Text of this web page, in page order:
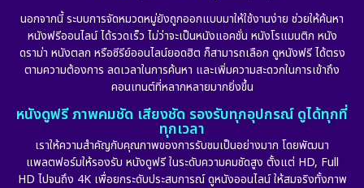
Drama ดราม่า (882)
Dystopian (17)
Emotional (101)
Epic มหากาพย์ (17)
นอกจากนี้ ระบบการจัดหมวดหมู่ยังถูกออกแบบมาให้ใช้งานง่าย ช่วยให้ค้นหา
หนังฟรีออนไลน์ ได้รวดเร็ว ไม่ว่าจะเป็นหนังแอคชั่น หนังโรแมนติก หนัง
ดราม่า หนังตลก หรือซีรีย์ออนไลน์ยอดฮิต ก็สามารถเลือก ดูหนังฟรี ได้ตรง
ตามความต้องการ ลดเวลาในการค้นหา และเพิ่มความสะดวกในการเข้าถึง
คอนเทนต์ที่หลากหลายมากยิ่งขึ้น
หนังดูฟรี ภาพคมชัด เสียงชัด รองรับทุกอุปกรณ์ ดูได้ทุกที่
ทุกเวลา
เราให้ความสำคัญกับคุณภาพของการรับชมเป็นอย่างมาก โดยพัฒนา
แพลตฟอร์มให้รองรับ หนังดูฟรี ในระดับความคมชัดสูง ตั้งแต่ HD, Full
HD ไปจนถึง 4K เพื่อยกระดับประสบการณ์ ดูหนังออนไลน์ ให้สมจริงทั้งภาพ